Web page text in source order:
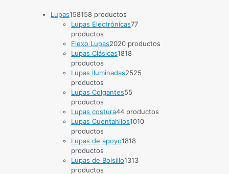
Lupas158158 productos
Lupas Electrónicas77
productos
Flexo Lupas2020 productos
Lupas Clásicas1818
productos
Lupas Iluminadas2525
productos
Lupas Colgantes55
productos
Lupas costura44 productos
Lupas Cuentahilos1010
productos
Lupas de apoyo1818
productos
Lupas de Bolsillo1313
productos